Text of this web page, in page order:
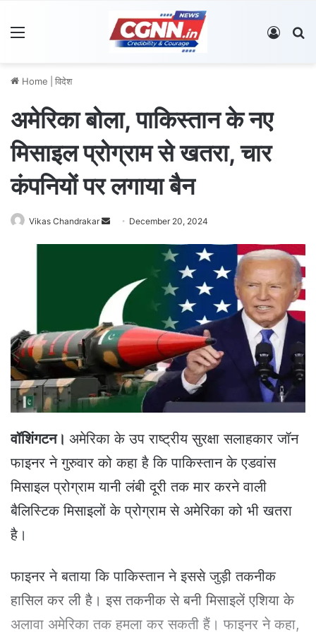
Log In
Home विदेश
अमेरिका बोला, पाकिस्तान के नए
मिसाइल प्रोग्राम से खतरा, चार
कंपनियों पर लगाया बैन
Vikas Chandrakar
e
m
a
i
December 20, 2024
वॉशिंगटन। अमेरिका के उप राष्ट्रीय सुरक्षा सलाहकार जॉन
फाइनर ने गुरुवार को कहा है कि पाकिस्तान के एडवांस
मिसाइल प्रोग्राम यानी लंबी दूरी तक मार करने वाली
बैलिस्टिक मिसाइलों के प्रोग्राम से अमेरिका को भी खतरा
है।
फाइनर ने बताया कि पाकिस्तान ने इससे जुड़ी तकनीक
हासिल कर ली है।इस तकनीक से बनी मिसाइलें एशिया के
अलावा अमेरिका तक हमला कर सकती हैं। फाइनर ने कहा,